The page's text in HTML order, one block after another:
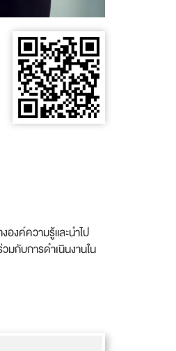
งค์ความรู้และนำไป
กับการดำเนินงานใน